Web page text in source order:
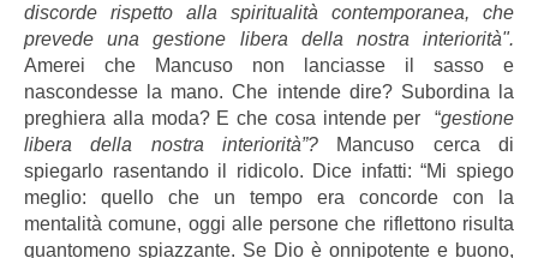
discorde rispetto alla spiritualità contemporanea, che
prevede una gestione libera della nostra interiorità".
Amerei che Mancuso non lanciasse il sasso e
nascondesse la mano. Che intende dire? Subordina la
preghiera alla moda? E che cosa intende per “gestione
libera della nostra interiorità”? Mancuso cerca di
spiegarlo rasentando il ridicolo. Dice infatti: “Mi spiego
meglio: quello che un tempo era concorde con la
mentalità comune, oggi alle persone che riflettono risulta
quantomeno spiazzante. Se Dio è onnipotente e buono,